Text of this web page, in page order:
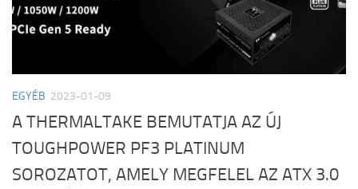
EGYÉB 2023-01-09
A THERMALTAKE BEMUTATJA AZ ÚJ
TOUGHPOWER PF3 PLATINUM
SOROZATOT, AMELY MEGFELEL AZ ATX 3.0